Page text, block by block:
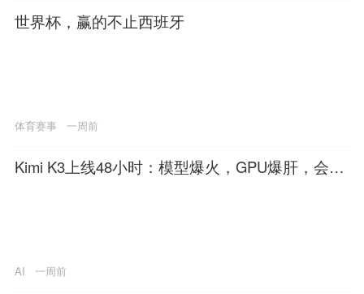
世界杯，赢的不止西班牙
体育赛事 一周前
Kimi K3上线48小时：模型爆火，GPU爆肝，会员
AI 一周前